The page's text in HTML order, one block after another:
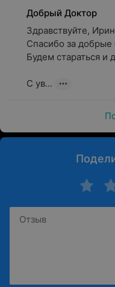
Добрый Доктор
Здравствуйте,
Спасибо за добрые
Будем стараться и
С ув...